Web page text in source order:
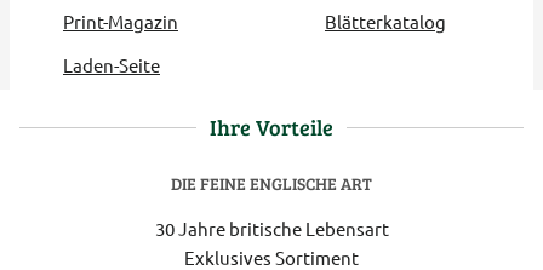
Print-Magazin
Blätterkatalog
Laden-Seite
Ihre Vorteile
DIE FEINE ENGLISCHE ART
30 Jahre britische Lebensart
Exklusives Sortiment